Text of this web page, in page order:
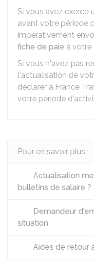
Si vous avez exercé
avant votre période
impérativement
fiche de paie à votre
Si vous n'avez pas
l'actualisation de
déclarer à France
votre période
Pour en savoir plus
Actualisation
bulletins de salaire ?
Demandeur
situation
Aides de retour